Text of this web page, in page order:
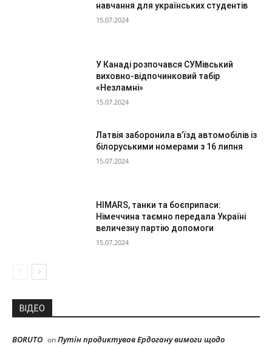
навчання для українських студентів
15.07.2024
У Канаді розпочався СУМівський
виховно-відпочинковий табір
«Незламні»
15.07.2024
Латвія заборонила в’їзд автомобілів із
білоруськими номерами з 16 липня
15.07.2024
HIMARS, танки та боєприпаси:
Німеччина таємно передала Україні
величезну партію допомоги
15.07.2024
ВІДЕО
BORUTO onПутін продиктував Ердогану вимоги щодо